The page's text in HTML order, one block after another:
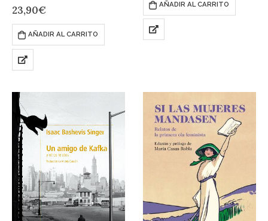
las sombras de su universo
literario, donde habitan…
23,90€
AÑADIR AL CARRITO
AÑADIR AL CARRITO